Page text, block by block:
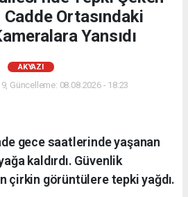
Ortasındaki
Yansıdı
AKYAZI
Güncelleme: 08.08.2026 - 18:23
gece saatlerinde yaşanan
kaldırdı. Güvenlik
çirkin görüntülere tepki yağdı.